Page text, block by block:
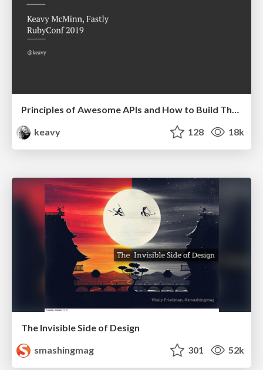
Principles of Awesome APIs and How to Build Them.
keavy
128 18k
The Invisible Side of Design
smashingmag
301 52k